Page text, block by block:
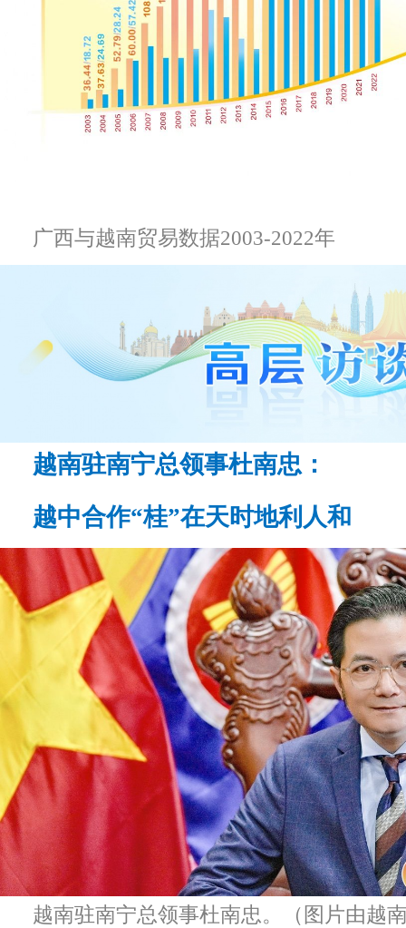
广西与越南贸易数据2003-2022年
越南驻南宁总领事杜南忠：
越中合作“桂”在天时地利人和
越南驻南宁总领事杜南忠。（图片由越